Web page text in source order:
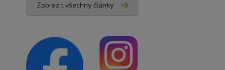
Zobrazit všechny články